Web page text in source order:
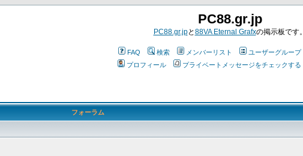
PC88.gr.jp
PC88.gr.jpと88VA Eternal Grafxの掲示板です。
FAQ 検索 メンバーリスト ユーザーグループ
プロフィール
プライベートメッセージをチェックする
フォーラム